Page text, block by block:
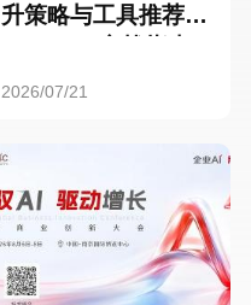
升策略与工具推荐：
2026/07/21